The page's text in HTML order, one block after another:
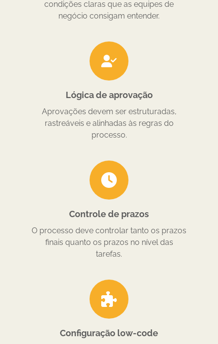
condições claras que as equipes de
negócio consigam entender.
Lógica de aprovação
Aprovações devem ser estruturadas,
rastreáveis e alinhadas às regras do
processo.
Controle de prazos
O processo deve controlar tanto os prazos
finais quanto os prazos no nível das
tarefas.
Configuração low-code